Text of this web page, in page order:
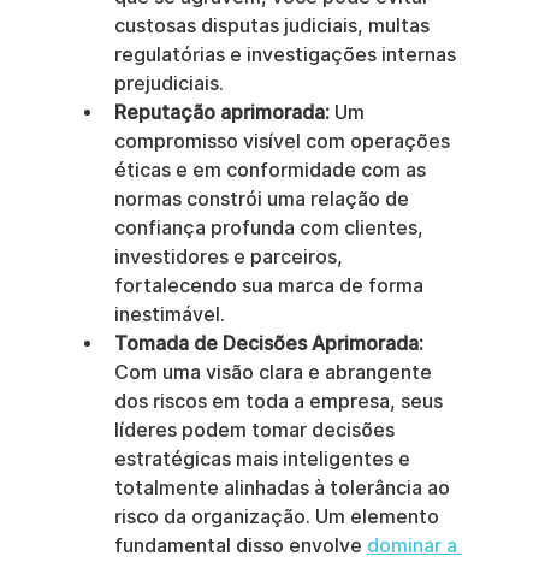
custosas disputas judiciais, multas
regulatórias e investigações internas
prejudiciais.
Reputação aprimorada: Um
compromisso visível com operações
éticas e em conformidade com as
normas constrói uma relação de
confiança profunda com clientes,
investidores e parceiros,
fortalecendo sua marca de forma
inestimável.
Tomada de Decisões Aprimorada:
Com uma visão clara e abrangente
dos riscos em toda a empresa, seus
líderes podem tomar decisões
estratégicas mais inteligentes e
totalmente alinhadas à tolerância ao
risco da organização. Um elemento
fundamental disso envolve dominar a